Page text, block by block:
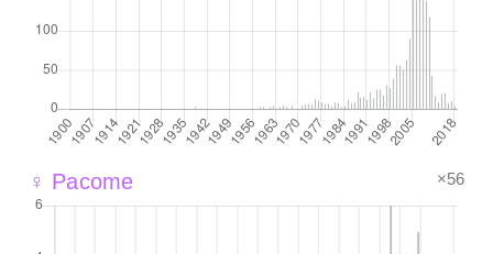
♀ Pacome ×56